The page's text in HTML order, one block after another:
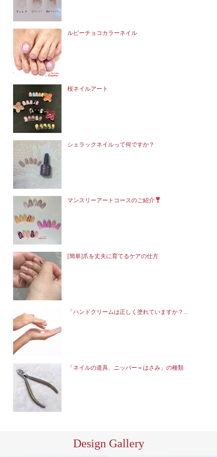
ルビーチョコカラーネイル
桜ネイルアート
シェラックネイルって何ですか？
マンスリーアートコースのご紹介
[簡単]爪を丈夫に育てるケアの仕方
「ハンドクリームは正しく塗れていますか？...
「ネイルの道具、ニッパー＝はさみ」の種類
Design Gallery